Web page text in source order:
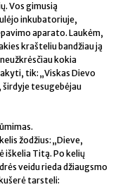
Vos gimusią
inkubatoriuje,
aparato. Laukėm,
krašteliu bandžiau ją
kokia
tik: „Viskas Dievo
širdyje tesugebėjau
žodžius: „Dieve,
iškelia Titą. Po kelių
veidu rieda džiaugsmo
tarsteli: